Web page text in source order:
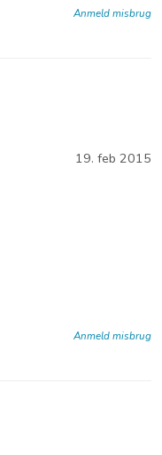
Anmeld misbrug
19. feb 2015
Anmeld misbrug